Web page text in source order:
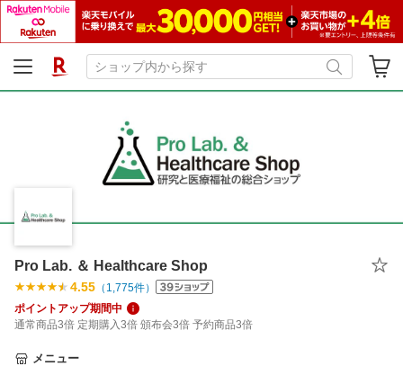
Pro Lab. ＆ Healthcare Shop
4.55 （ 1,775件）
ポイントアップ期間中
通常商品3倍 定期購入3倍 頒布会3倍 予約商品3倍
メニュー